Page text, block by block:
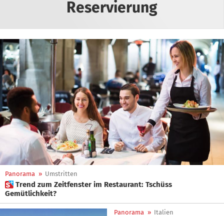
Reservierung
Panorama » Umstritten
 Trend zum Zeitfenster im Restaurant: Tschüss
Gemütlichkeit?
Panorama » Italien